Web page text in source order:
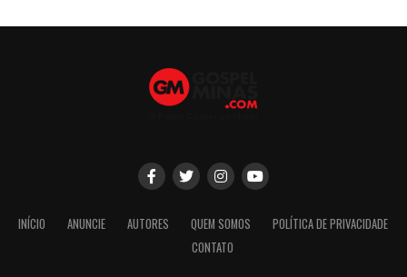
INÍCIO ANUNCIE AUTORES QUEM SOMOS
POLÍTICA DE PRIVACIDADE
CONTATO